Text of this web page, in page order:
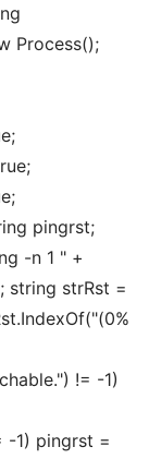
Process();
pingrst;
-n 1 " +
string strRst =
!= -1)
-1) pingrst =